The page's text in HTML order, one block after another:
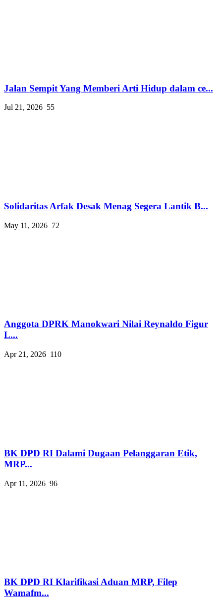
Jalan Sempit Yang Memberi Arti Hidup dalam ce...
Jul 21, 2026 55
Solidaritas Arfak Desak Menag Segera Lantik B...
May 11, 2026 72
Anggota DPRK Manokwari Nilai Reynaldo Figur
L...
Apr 21, 2026 110
BK DPD RI Dalami Dugaan Pelanggaran Etik,
MRP...
Apr 11, 2026 96
BK DPD RI Klarifikasi Aduan MRP, Filep
Wamafm...